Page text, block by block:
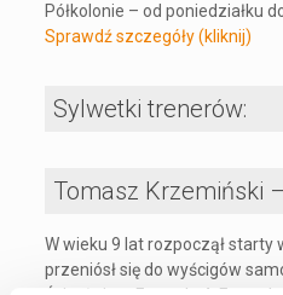
Półkolonie – od poniedziałku
Sprawdź szczegóły (kliknij)
Sylwetki trenerów:
Tomasz Krzemiński
W wieku 9 lat rozpoczął starty
przeniósł się do wyścigów